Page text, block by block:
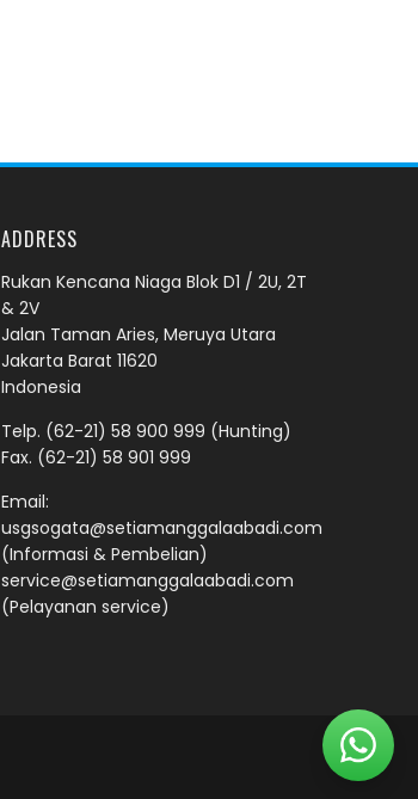
ADDRESS
Rukan Kencana Niaga Blok D1 / 2U, 2T
& 2V
Jalan Taman Aries, Meruya Utara
Jakarta Barat 11620
Indonesia
Telp. (62-21) 58 900 999 (Hunting)
Fax. (62-21) 58 901 999
Email:
usgsogata@setiamanggalaabadi.com
(Informasi & Pembelian)
service@setiamanggalaabadi.com
(Pelayanan service)